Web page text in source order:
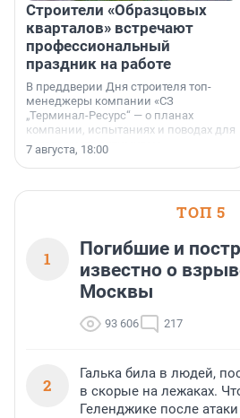
Строители «Образцовых
кварталов» встречают
профессиональный
праздник на работе
В преддверии Дня строителя топ-
менеджеры компании «СЗ
„Терминал-Ресурс“ — о планах
компании, испытаниях и поводах для
осторожного оптимизма.
7 августа, 18:00
ТОП 5
1
Погибшие и
известно о
Москвы
93 606 217
2
Галька била в людей,
в скорые на лежаках.
Геленджике после